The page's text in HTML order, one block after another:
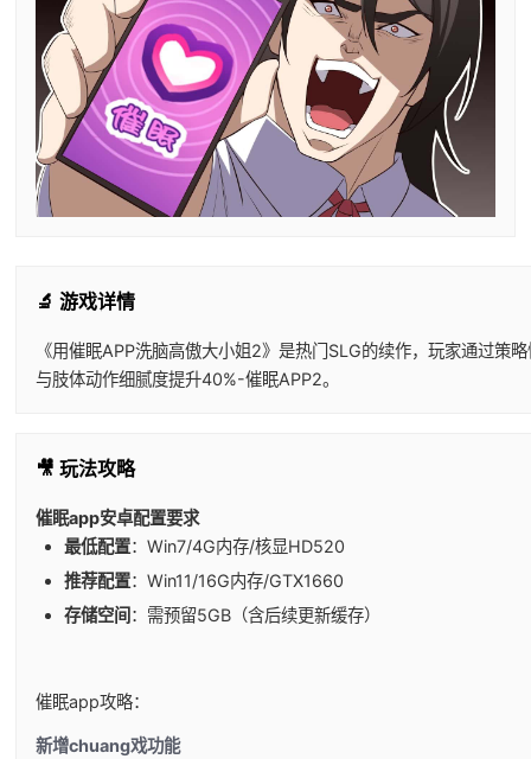
🔬 游戏详情
《用催眠APP洗脑高傲大小姐2》是热门SLG的续作，玩家通过策
与肢体动作细腻度提升40%-催眠APP2。
🎥 玩法攻略
催眠app安卓配置要求
​最低配置​​：Win7/4G内存/核显HD520
​推荐配置​​：Win11/16G内存/GTX1660
​存储空间​ ​：需预留5GB（含后续更新缓存）
催眠app攻略：
新增chuang戏功能